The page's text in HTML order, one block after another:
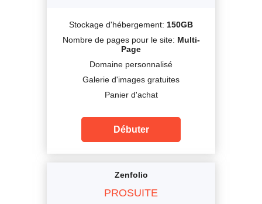
Stockage d'hébergement: 150GB
Nombre de pages pour le site: Multi-
Page
Domaine personnalisé
Galerie d'images gratuites
Panier d'achat
Débuter
Zenfolio
PROSUITE